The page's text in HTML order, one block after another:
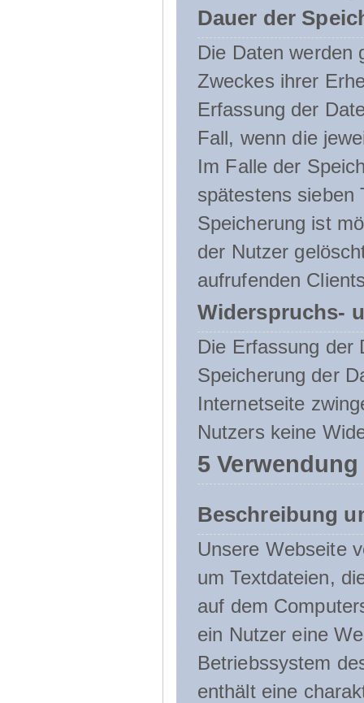
Dauer der
Die Daten werden
Zweckes ihrer
Erfassung der
Fall, wenn die
Im Falle der
spätestens sieben
Speicherung ist
der Nutzer
aufrufenden
Widerspruchs-
Die Erfassung der
Speicherung der
Internetseite
Nutzers keine
5
Beschreibung
Unsere Webseite
um Textdateien,
auf dem
ein Nutzer eine
Betriebssystem
enthält eine